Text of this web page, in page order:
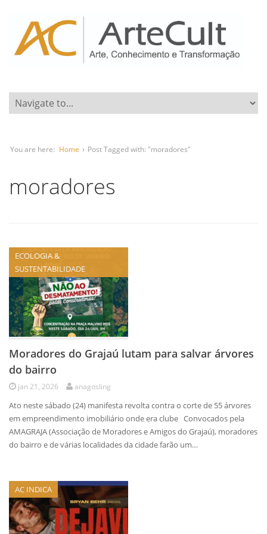
You are here: Home › Post Tagged with: "moradores"
moradores
ECOLOGIA &
SUSTENTABILIDADE
Moradores do Grajaú lutam para salvar árvores
do bairro
jan 21, 2026 anagosling
Ato neste sábado (24) manifesta revolta contra o corte de 55 árvores
em empreendimento imobiliário onde era clube Convocados pela
AMAGRAJA (Associação de Moradores e Amigos do Grajaú), moradores
do bairro e de várias localidades da cidade farão um…
AC INDICA